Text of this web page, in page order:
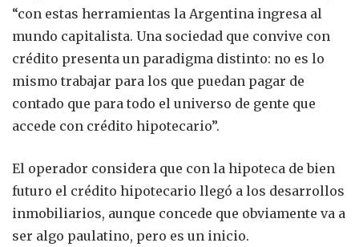
“con estas herramientas la Argentina ingresa al
mundo capitalista. Una sociedad que convive con
crédito presenta un paradigma distinto: no es lo
mismo trabajar para los que puedan pagar de
contado que para todo el universo de gente que
accede con crédito hipotecario”.
El operador considera que con la hipoteca de bien
futuro el crédito hipotecario llegó a los desarrollos
inmobiliarios, aunque concede que obviamente va a
ser algo paulatino, pero es un inicio.